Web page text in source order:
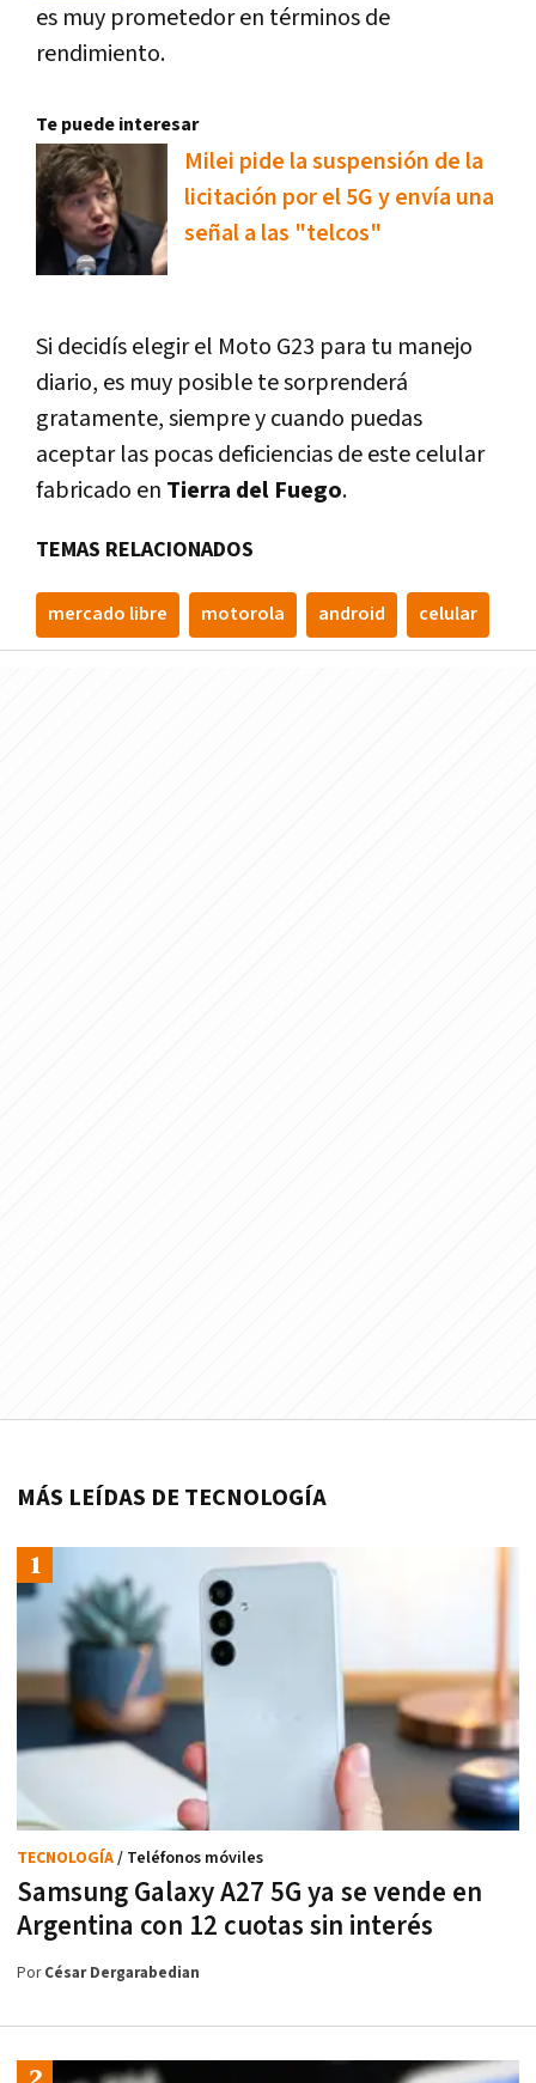
es muy prometedor en términos de
rendimiento.
Te puede interesar
Milei pide la suspensión de la
licitación por el 5G y envía una
señal a las "telcos"
Si decidís elegir el Moto G23 para tu manejo
diario, es muy posible te sorprenderá
gratamente, siempre y cuando puedas
aceptar las pocas deficiencias de este celular
fabricado en Tierra del Fuego.
TEMAS RELACIONADOS
mercado libre motorola android celular
MÁS LEÍDAS DE TECNOLOGÍA
Samsung Galaxy A27 5G ya se vende en
Argentina con 12 cuotas sin interés
TECNOLOGÍA/ Teléfonos móviles
PorCésar Dergarabedian